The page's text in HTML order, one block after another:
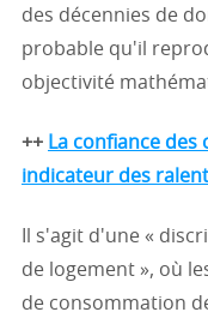
des décennies de
probable qu'il
objectivité
++ La confiance
indicateur des
Il s'agit d'une «
de logement », où
de consommation